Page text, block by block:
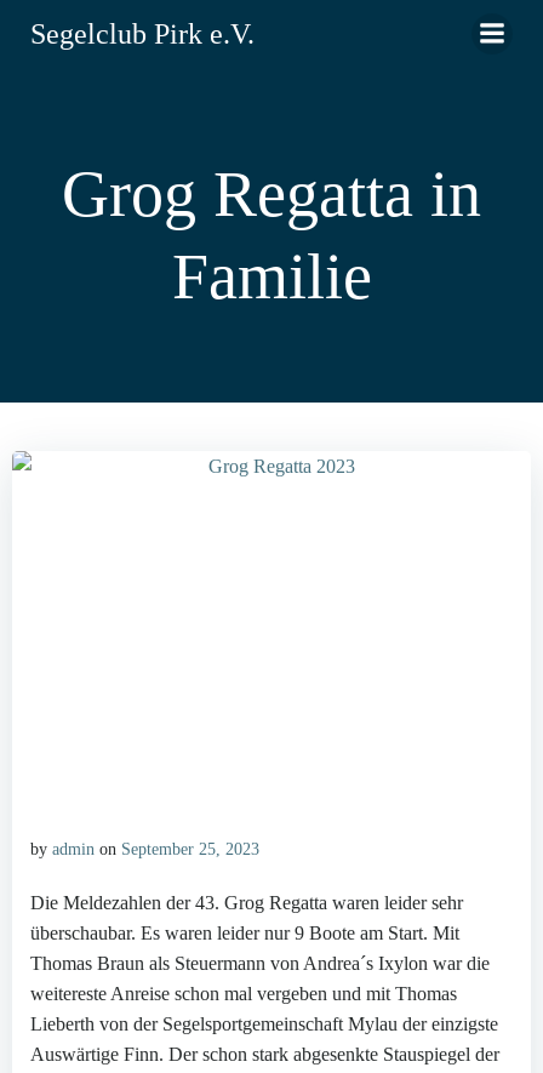
Segelclub Pirk e.V.
Grog Regatta in
Familie
by admin on September 25, 2023
Die Meldezahlen der 43. Grog Regatta waren leider sehr
überschaubar. Es waren leider nur 9 Boote am Start. Mit
Thomas Braun als Steuermann von Andrea´s Ixylon war die
weitereste Anreise schon mal vergeben und mit Thomas
Lieberth von der Segelsportgemeinschaft Mylau der einzigste
Auswärtige Finn. Der schon stark abgesenkte Stauspiegel der